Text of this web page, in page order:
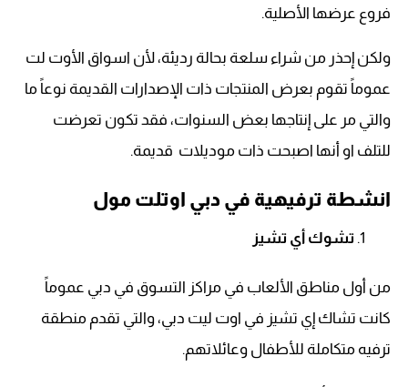
فروع عرضها الأصلية.
ولكن إحذر من شراء سلعة بحالة رديئة، لأن اسواق الأوت لت
عموماً تقوم بعرض المنتجات ذات الإصدارات القديمة نوعاً ما
والتي مر على إنتاجها بعض السنوات، فقد تكون تعرضت
للتلف او أنها اصبحت ذات موديلات قديمة.
انشطة ترفيهية في دبي اوتلت مول
تشوك أي تشيز
من أول مناطق الألعاب في مراكز التسوق في دبي عموماً
كانت تشاك إي تشيز في اوت ليت دبي، والتي تقدم منطقة
ترفيه متكاملة للأطفال وعائلاتهم.